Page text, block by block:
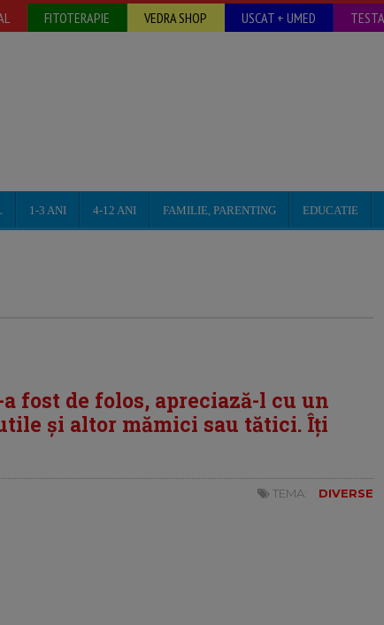
FITOTERAPIE VEDRA SHOP USCAT + UMED
1-3 ANI 4-12 ANI FAMILIE, PARENTING EDUCATIE
fost de folos, apreciază-l cu un
și altor mămici sau tătici. Îți
TEMA: DIVERSE